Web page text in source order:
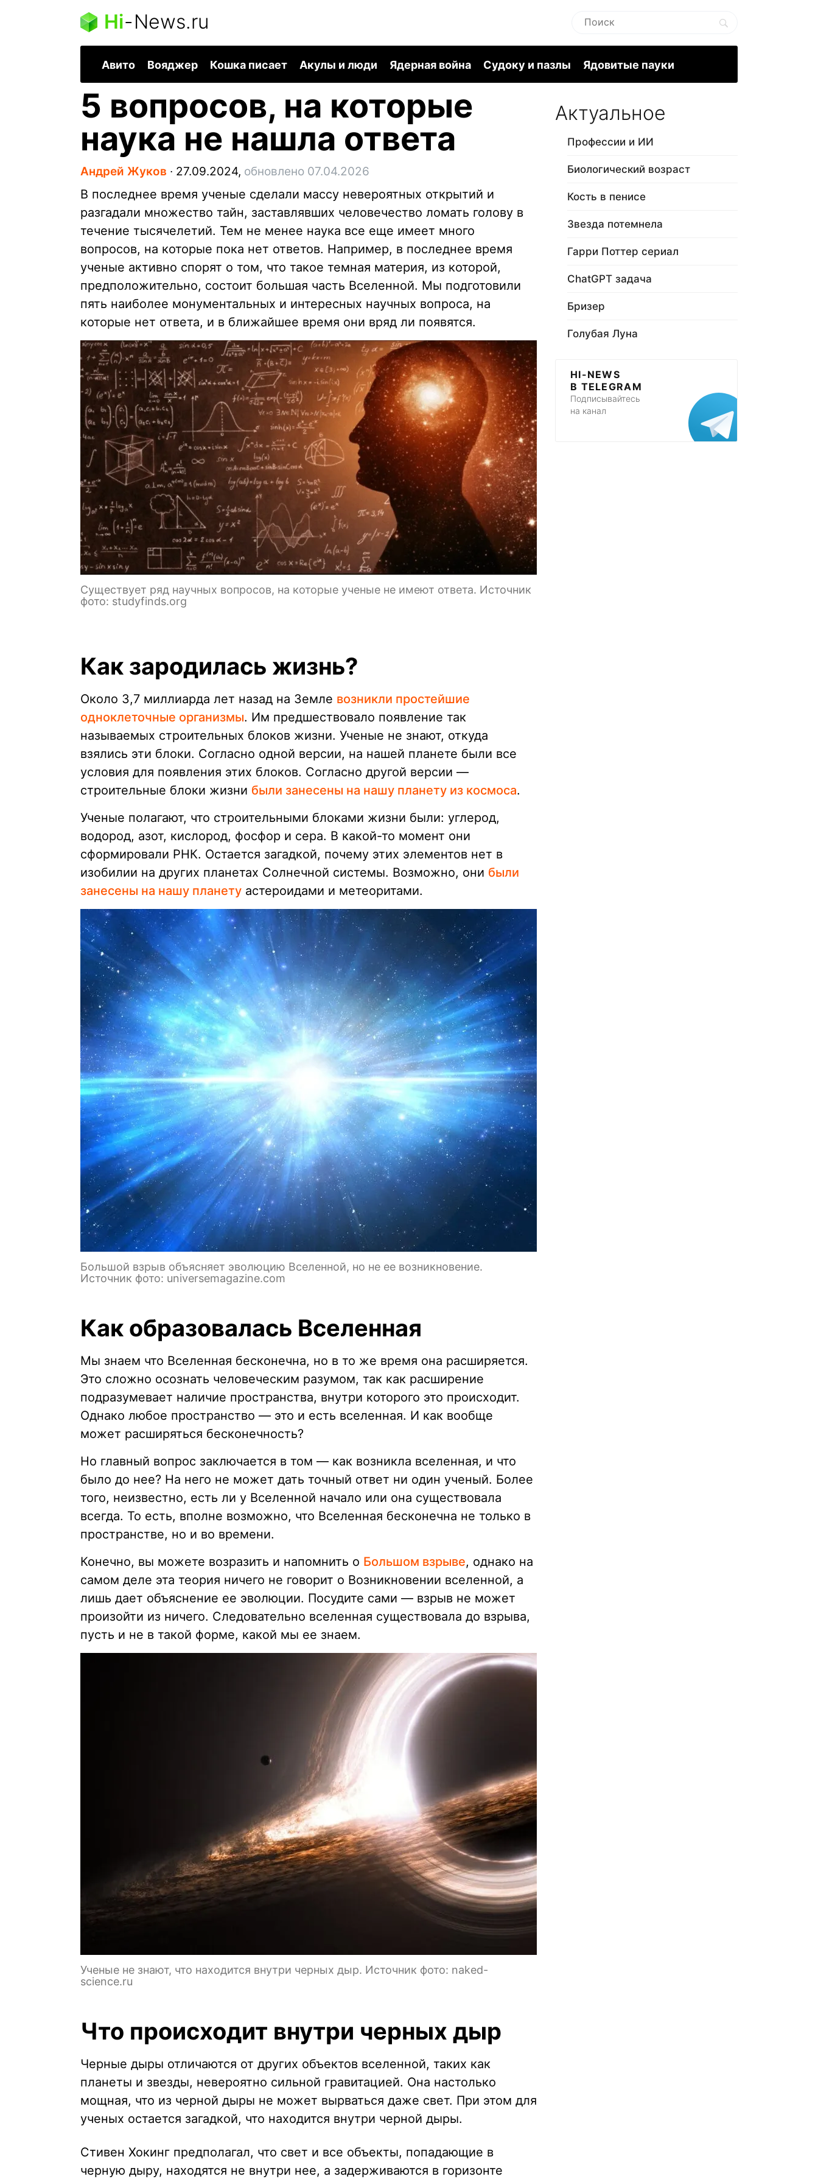
Hi-News.ru
Авито Вояджер Кошка писает Акулы и люди Ядерная война Судоку и пазлы Ядовитые пауки
5 вопросов, на которые
наука не нашла ответа
Андрей Жуков ∙ 27.09.2024, обновлено 07.04.2026
В последнее время ученые сделали массу невероятных открытий и
разгадали множество тайн, заставлявших человечество ломать голову в
течение тысячелетий. Тем не менее наука все еще имеет много
вопросов, на которые пока нет ответов. Например, в последнее время
ученые активно спорят о том, что такое темная материя, из которой,
предположительно, состоит большая часть Вселенной. Мы подготовили
пять наиболее монументальных и интересных научных вопроса, на
которые нет ответа, и в ближайшее время они вряд ли появятся.
Существует ряд научных вопросов, на которые ученые не имеют ответа. Источник
фото: studyfinds.org
Как зародилась жизнь?
Около 3,7 миллиарда лет назад на Земле возникли простейшие
одноклеточные организмы. Им предшествовало появление так
называемых строительных блоков жизни. Ученые не знают, откуда
взялись эти блоки. Согласно одной версии, на нашей планете были все
условия для появления этих блоков. Согласно другой версии —
строительные блоки жизни были занесены на нашу планету из космоса.
Ученые полагают, что строительными блоками жизни были: углерод,
водород, азот, кислород, фосфор и сера. В какой-то момент они
сформировали РНК. Остается загадкой, почему этих элементов нет в
изобилии на других планетах Солнечной системы. Возможно, они были
занесены на нашу планету астероидами и метеоритами.
Большой взрыв объясняет эволюцию Вселенной, но не ее возникновение.
Источник фото: universemagazine.com
Как образовалась Вселенная
Мы знаем что Вселенная бесконечна, но в то же время она расширяется.
Это сложно осознать человеческим разумом, так как расширение
подразумевает наличие пространства, внутри которого это происходит.
Однако любое пространство — это и есть вселенная. И как вообще
может расширяться бесконечность?
Но главный вопрос заключается в том — как возникла вселенная, и что
было до нее? На него не может дать точный ответ ни один ученый. Более
того, неизвестно, есть ли у Вселенной начало или она существовала
всегда. То есть, вполне возможно, что Вселенная бесконечна не только в
пространстве, но и во времени.
Конечно, вы можете возразить и напомнить о Большом взрыве, однако на
самом деле эта теория ничего не говорит о Возникновении вселенной, а
лишь дает объяснение ее эволюции. Посудите сами — взрыв не может
произойти из ничего. Следовательно вселенная существовала до взрыва,
пусть и не в такой форме, какой мы ее знаем.
Ученые не знают, что находится внутри черных дыр. Источник фото: naked-
science.ru
Что происходит внутри черных дыр
Черные дыры отличаются от других объектов вселенной, таких как
планеты и звезды, невероятно сильной гравитацией. Она настолько
мощная, что из черной дыры не может вырваться даже свет. При этом для
ученых остается загадкой, что находится внутри черной дыры.
Стивен Хокинг предполагал, что свет и все объекты, попадающие в
черную дыру, находятся не внутри нее, а задерживаются в горизонте
Актуальное
Профессии и ИИ
Биологический возраст
Кость в пенисе
Звезда потемнела
Гарри Поттер сериал
ChatGPT задача
Бризер
Голубая Луна
HI-NEWS
В TELEGRAM
Подписывайтесь
на канал